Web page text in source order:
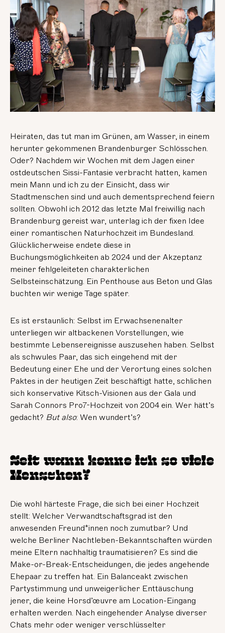
Heiraten, das tut man im Grünen, am Wasser, in einem
herunter gekommenen Brandenburger Schlösschen.
Oder? Nachdem wir Wochen mit dem Jagen einer
ostdeutschen Sissi-Fantasie verbracht hatten, kamen
mein Mann und ich zu der Einsicht, dass wir
Stadtmenschen sind und auch dementsprechend feiern
sollten. Obwohl ich 2012 das letzte Mal freiwillig nach
Brandenburg gereist war, unterlag ich der fixen Idee
einer romantischen Naturhochzeit im Bundesland.
Glücklicherweise endete diese in
Buchungsmöglichkeiten ab 2024 und der Akzeptanz
meiner fehlgeleiteten charakterlichen
Selbsteinschätzung. Ein Penthouse aus Beton und Glas
buchten wir wenige Tage später.
Es ist erstaunlich: Selbst im Erwachsenenalter
unterliegen wir altbackenen Vorstellungen, wie
bestimmte Lebensereignisse auszusehen haben. Selbst
als schwules Paar, das sich eingehend mit der
Bedeutung einer Ehe und der Verortung eines solchen
Paktes in der heutigen Zeit beschäftigt hatte, schlichen
sich konservative Kitsch-Visionen aus der Gala und
Sarah Connors Pro7-Hochzeit von 2004 ein. Wer hätt’s
gedacht? But also: Wen wundert’s?
Seit wann kenne ich so viele
Menschen?
Die wohl härteste Frage, die sich bei einer Hochzeit
stellt: Welcher Verwandtschaftsgrad ist den
anwesenden Freund*innen noch zumutbar? Und
welche Berliner Nachtleben-Bekanntschaften würden
meine Eltern nachhaltig traumatisieren? Es sind die
Make-or-Break-Entscheidungen, die jedes angehende
Ehepaar zu treffen hat. Ein Balanceakt zwischen
Partystimmung und unweigerlicher Enttäuschung
jener, die keine Horsd’œuvre am Location-Eingang
erhalten werden. Nach eingehender Analyse diverser
Chats mehr oder weniger verschlüsselter